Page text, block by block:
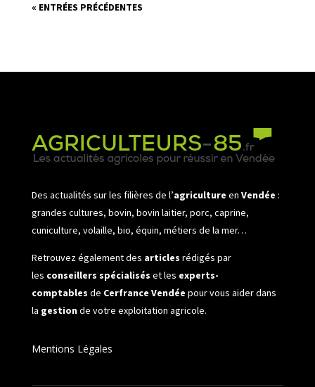
« ENTRÉES PRÉCÉDENTES
Des actualités sur les filières de l’agriculture en Vendée :
grandes cultures, bovin, bovin laitier, porc, caprine,
cuniculture, volaille, bio, équin, métiers de la mer…
Retrouvez également des articles rédigés par
les conseillers spécialisés et les experts-
comptables de Cerfrance Vendée pour vous aider dans
la gestionde votre exploitation agricole.
Mentions Légales